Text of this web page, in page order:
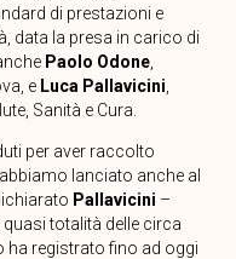
di prestazioni e
data la presa in carico di
Paolo Odone,
e Luca Pallavicini
Sanità e Cura.
per aver raccolto
lanciato anche al
Pallavicini –
totalità delle circa
ha registrato fino ad oggi